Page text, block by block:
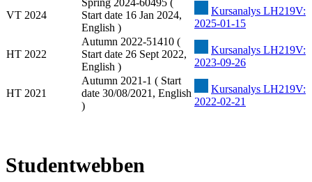
VT 2024
Spring 2024-60495 (
Start date 16 Jan 2024,
English )
Kursanalys LH219V:
2025-01-15
HT 2022
Autumn 2022-51410 (
Start date 26 Sept 2022,
English )
Kursanalys LH219V:
2023-09-26
HT 2021
Autumn 2021-1 ( Start
date 30/08/2021, English
)
Kursanalys LH219V:
2022-02-21
Studentwebben